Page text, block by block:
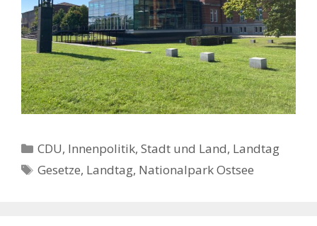
Kategorien
CDU, Innenpolitik, Stadt und Land, Landtag
Schlagwörter
Gesetze, Landtag, Nationalpark Ostsee